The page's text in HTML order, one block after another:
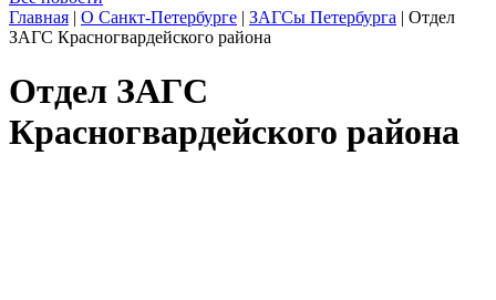
Главная | О Санкт-Петербурге | ЗАГСы Петербурга | Отдел
ЗАГС Красногвардейского района
Отдел ЗАГС
Красногвардейского района